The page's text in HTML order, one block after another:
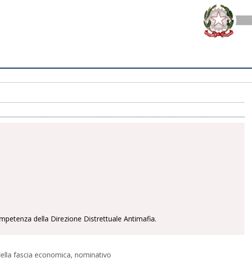
della Direzione Distrettuale Antimafia.
fascia economica, nominativo